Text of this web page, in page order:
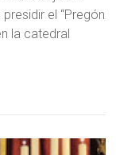
el “Pregón
la catedral